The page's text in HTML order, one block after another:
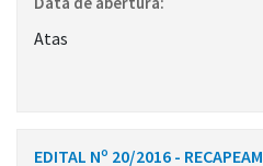
Atas
EDITAL Nº 20/2016 -